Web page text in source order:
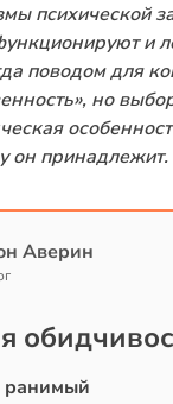
психической
и
поводом для
но
он принадлежит.
Аверин
ранимый